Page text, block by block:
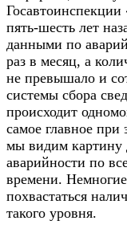
пять-шесть лет
данными по
раз в месяц, а
не превышало и
системы сбора
происходит
самое главное
мы видим картину
аварийности по
времени. Немногие
похвастаться
такого уровня.